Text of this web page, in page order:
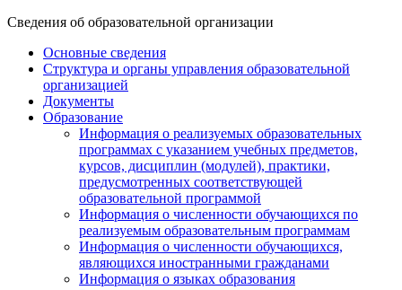
Сведения об образовательной организации
Основные сведения
Структура и органы управления образовательной
организацией
Документы
Образование
Информация о реализуемых образовательных
программах с указанием учебных предметов,
курсов, дисциплин (модулей), практики,
предусмотренных соответствующей
образовательной программой
Информация о численности обучающихся по
реализуемым образовательным программам
Информация о численности обучающихся,
являющихся иностранными гражданами
Информация о языках образования